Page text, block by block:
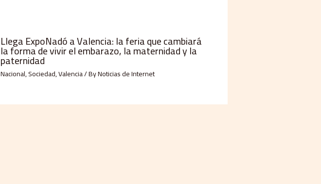
Llega ExpoNadó a Valencia: la feria que cambiará
la forma de vivir el embarazo, la maternidad y la
paternidad
Nacional,Sociedad,Valencia/ ByNoticias de Internet